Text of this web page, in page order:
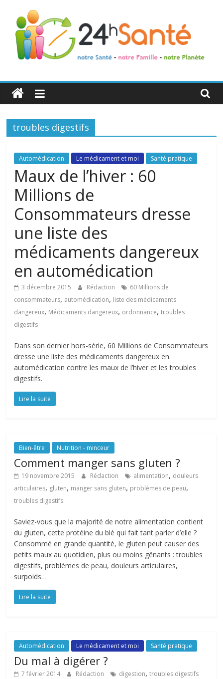
24h
Santé
La
de
toute
famille
troubles digestifs
Automédication Le médicament et moi Santé pratique
Maux de l’hiver : 60
Millions de
Consommateurs dresse
une liste des
médicaments dangereux
en automédication
3 décembre 2015 Rédaction
60 Millions de
consommateurs, automédication, liste des médicaments
dangereux, Médicaments dangereux, ordonnance,troubles
digestifs
Dans son dernier hors-série, 60 Millions de Consommateurs
dresse une liste des médicaments dangereux en
automédication contre les maux de l’hiver et les troubles
digestifs.
Lire la suite
Bien-être Nutrition - minceur
Comment manger sans gluten ?
19 novembre 2015 Rédaction alimentation, douleurs
articulaires, gluten, manger sans gluten, problèmes de peau,
troubles digestifs
Saviez-vous que la majorité de notre alimentation contient
du gluten, cette protéine du blé qui fait tant parler d’elle ?
Consommé en grande quantité, le gluten peut causer des
petits maux au quotidien, plus ou moins gênants : troubles
digestifs, problèmes de peau, douleurs articulaires,
surpoids…
Lire la suite
Automédication Le médicament et moi Santé pratique
Du mal à digérer ?
7 février 2014 Rédaction digestion,troubles digestifs